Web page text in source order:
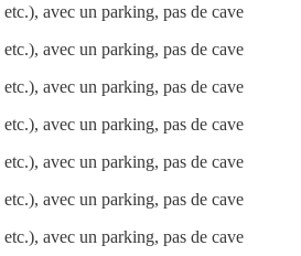
avec un parking, pas de cave
avec un parking, pas de cave
avec un parking, pas de cave
avec un parking, pas de cave
avec un parking, pas de cave
avec un parking, pas de cave
avec un parking, pas de cave